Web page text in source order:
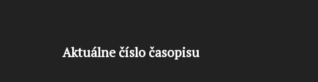
Aktuálne číslo časopisu